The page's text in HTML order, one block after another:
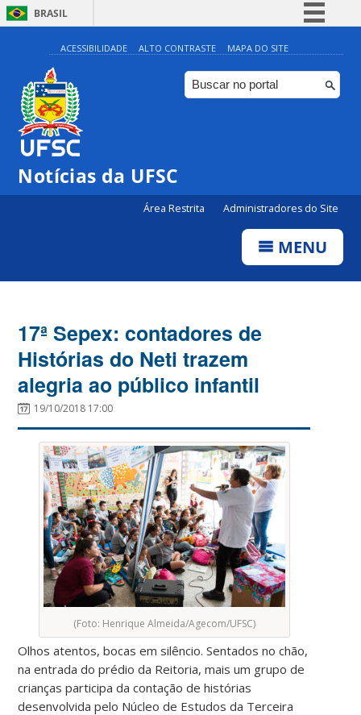
BRASIL
Simplifique!
Comunica BR
Participe
ACESSIBILIDADE ALTO CONTRASTE MAPA DO SITE
Notícias da UFSC
Área Restrita Administradores do Site
MENU
17ª Sepex: contadores de
Histórias do Neti trazem
alegria ao público infantil
19/10/2018 17:00
(Foto: Henrique Almeida/Agecom/UFSC)
Olhos atentos, bocas em silêncio. Sentados no chão,
na entrada do prédio da Reitoria, mais um grupo de
crianças participa da contação de histórias
desenvolvida pelo Núcleo de Estudos da Terceira